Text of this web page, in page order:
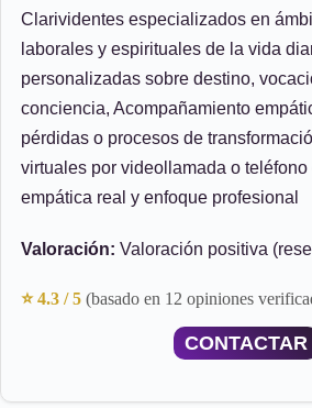
Clarividentes especializados en
laborales y espirituales de la vida
personalizadas sobre destino,
conciencia, Acompañamiento
pérdidas o procesos de
virtuales por videollamada o
empática real y enfoque profesional
Valoración: Valoración positiva
⭐ 4.3 / 5 (basado en 12 opiniones
CONTACTAR